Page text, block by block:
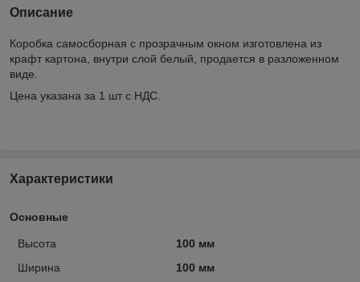
Описание
Коробка самосборная с прозрачным окном изготовлена из
крафт картона, внутри слой белый, продается в разложенном
виде.
Цена указана за 1 шт с НДС.
Характеристики
Основные
Высота
100 мм
Ширина
100 мм